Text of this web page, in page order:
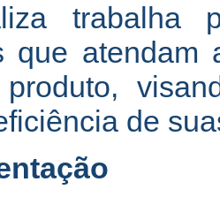
trabalha
que atendam
de